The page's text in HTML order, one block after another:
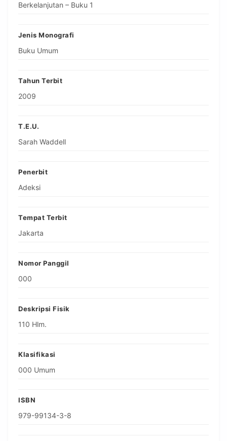
Berkelanjutan – Buku 1
Jenis Monografi
Buku Umum
Tahun Terbit
2009
T.E.U.
Sarah Waddell
Penerbit
Adeksi
Tempat Terbit
Jakarta
Nomor Panggil
000
Deskripsi Fisik
110 Hlm.
Klasifikasi
000 Umum
ISBN
979-99134-3-8